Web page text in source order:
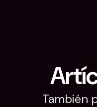
También